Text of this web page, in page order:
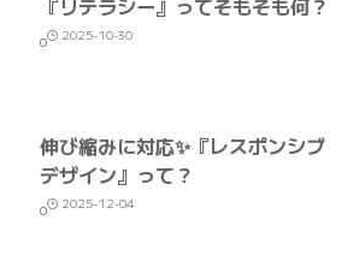
『リテラシー』ってそもそも何？
0 2025-10-30
伸び縮みに対応✨『レスポンシブ
デザイン』って？
0 2025-12-04